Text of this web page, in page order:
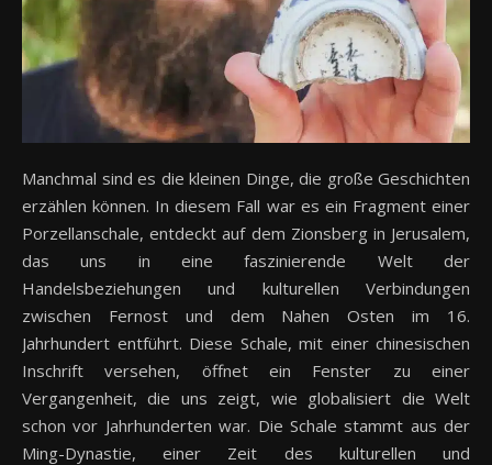
Manchmal sind es die kleinen Dinge, die große Geschichten
erzählen können. In diesem Fall war es ein Fragment einer
Porzellanschale, entdeckt auf dem Zionsberg in Jerusalem,
das uns in eine faszinierende Welt der
Handelsbeziehungen und kulturellen Verbindungen
zwischen Fernost und dem Nahen Osten im 16.
Jahrhundert entführt. Diese Schale, mit einer chinesischen
Inschrift versehen, öffnet ein Fenster zu einer
Vergangenheit, die uns zeigt, wie globalisiert die Welt
schon vor Jahrhunderten war. Die Schale stammt aus der
Ming-Dynastie, einer Zeit des kulturellen und